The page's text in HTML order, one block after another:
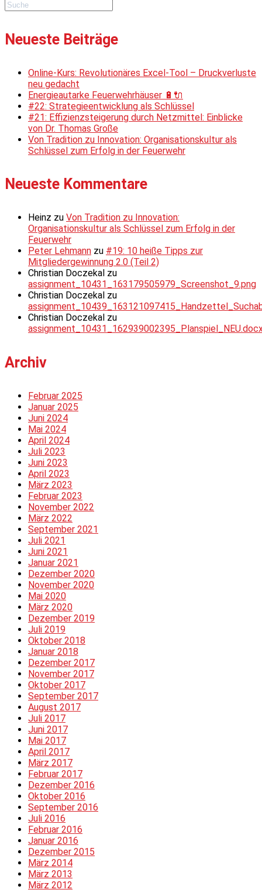
Neueste Beiträge
Online-Kurs: Revolutionäres Excel-Tool – Druckverluste
neu gedacht
Energieautarke Feuerwehrhäuser 🔋🔌
#22: Strategieentwicklung als Schlüssel
#21: Effizienzsteigerung durch Netzmittel: Einblicke
von Dr. Thomas Große
Von Tradition zu Innovation: Organisationskultur als
Schlüssel zum Erfolg in der Feuerwehr
Neueste Kommentare
Heinz zu Von Tradition zu Innovation:
Organisationskultur als Schlüssel zum Erfolg in der
Feuerwehr
Peter Lehmann zu #19: 10 heiße Tipps zur
Mitgliedergewinnung 2.0 (Teil 2)
Christian Doczekal zu
assignment_10431_163179505979_Screenshot_9.png
Christian Doczekal zu
Christian Doczekal zu
Archiv
Februar 2025
Januar 2025
Juni 2024
Mai 2024
April 2024
Juli 2023
Juni 2023
April 2023
März 2023
Februar 2023
November 2022
März 2022
September 2021
Juli 2021
Juni 2021
Januar 2021
Dezember 2020
November 2020
Mai 2020
März 2020
Dezember 2019
Juli 2019
Oktober 2018
Januar 2018
Dezember 2017
November 2017
Oktober 2017
September 2017
August 2017
Juli 2017
Juni 2017
Mai 2017
April 2017
März 2017
Februar 2017
Dezember 2016
Oktober 2016
September 2016
Juli 2016
Februar 2016
Januar 2016
Dezember 2015
März 2014
März 2013
März 2012